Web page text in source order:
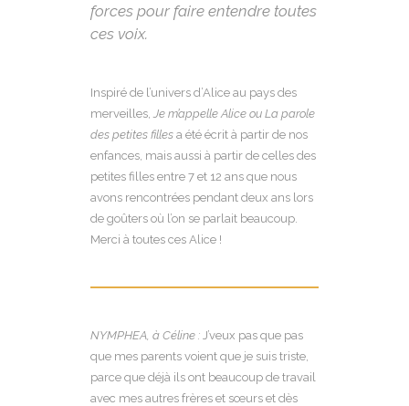
forces pour faire entendre toutes
ces voix.
Inspiré de l’univers d’Alice au pays des
merveilles,Je m’appelle Alice ou La parole
des petites filles a été écrit à partir de nos
enfances, mais aussi à partir de celles des
petites filles entre 7 et 12 ans que nous
avons rencontrées pendant deux ans lors
de goûters où l’on se parlait beaucoup.
Merci à toutes ces Alice !
NYMPHEA, à Céline : J’veux pas que pas
que mes parents voient que je suis triste,
parce que déjà ils ont beaucoup de travail
avec mes autres frères et sœurs et dès